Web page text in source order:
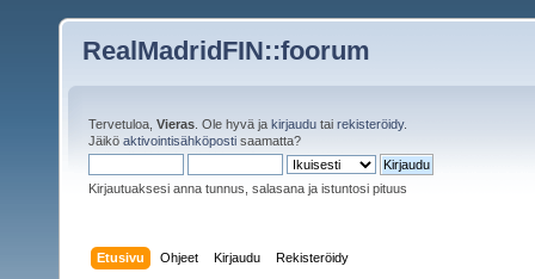
RealMadridFIN::foorum
Tervetuloa, Vieras . Ole hyvä ja kirjaudu tai rekisteröidy.
Jäikö aktivointisähköposti saamatta?
Kirjautuaksesi anna tunnus, salasana ja istuntosi pituus
Etusivu Ohjeet Kirjaudu Rekisteröidy